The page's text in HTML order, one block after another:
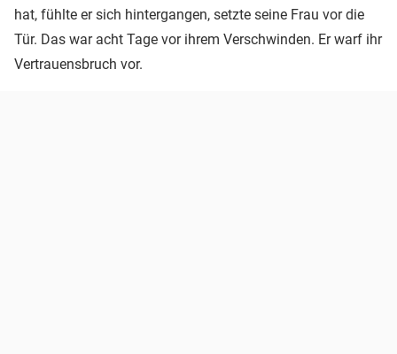
hat, fühlte er sich hintergangen, setzte seine Frau vor die
Tür. Das war acht Tage vor ihrem Verschwinden. Er warf ihr
Vertrauensbruch vor.